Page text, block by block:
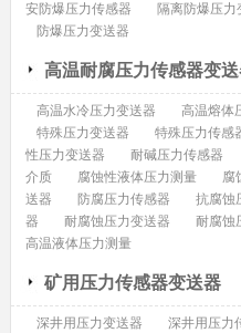
安防爆压力传感器
隔离防爆压力
防爆压力变送器
高温耐腐压力传感器变
高温水冷压力变送器 高温熔体
特殊压力变送器
特殊压力传感
性压力变送器
耐碱压力传感器
介质
腐蚀性液体压力测量 腐
送器
防腐压力传感器 抗腐蚀
器
耐腐蚀压力变送器 耐腐蚀
高温液体压力测量
矿用压力传感器变送器
深井用压力变送器 深井用压力